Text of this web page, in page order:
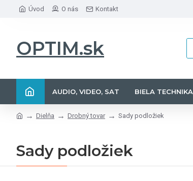
Úvod O nás Kontakt
OPTIM.sk
AUDIO, VIDEO, SAT BIELA TECHNIKA
Dielňa Drobný tovar Sady podložiek
Sady podložiek